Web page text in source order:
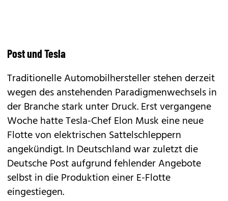
Post und Tesla
Traditionelle Automobilhersteller stehen derzeit
wegen des anstehenden Paradigmenwechsels in
der Branche stark unter Druck. Erst vergangene
Woche hatte Tesla-Chef Elon Musk eine neue
Flotte von elektrischen Sattelschleppern
angekündigt. In Deutschland war zuletzt die
Deutsche Post aufgrund fehlender Angebote
selbst in die Produktion einer E-Flotte
eingestiegen.